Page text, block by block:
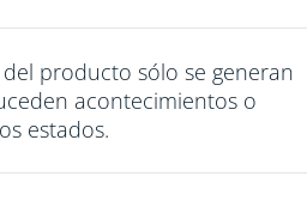
producto sólo se generan
acontecimientos o
estados.